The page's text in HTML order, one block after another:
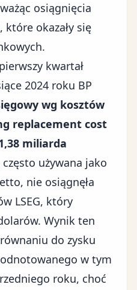
osiągnięcia
które okazały się
kwartał
2024 roku BP
wg kosztów
replacement cost
miliarda
używana jako
nie osiągnęła
LSEG, który
Wynik ten
do zysku
w tym
roku, choć